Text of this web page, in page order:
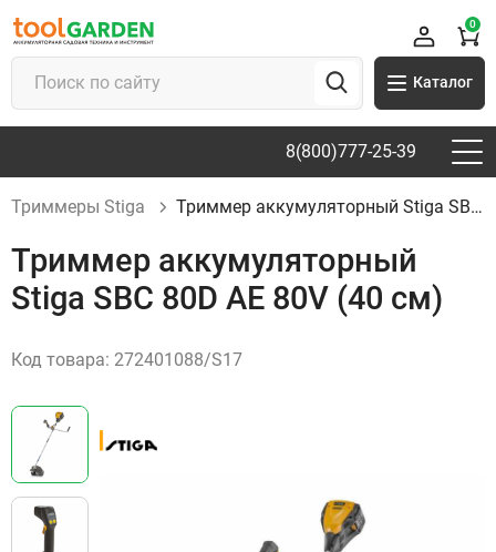
Каталог
0
8(800)777-25-39
Триммеры Stiga Триммер аккумуляторный Stiga SBC 80D AE 80V (40 см)
Триммер аккумуляторный
Stiga SBC 80D AE 80V (40 см)
Код товара: 272401088/S17